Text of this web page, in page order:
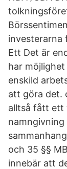
investerarna
Ett Det är
har
enskild
att göra det.
alltså fått ett
och 35 §§
innebär att